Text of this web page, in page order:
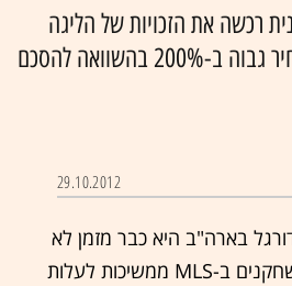
רכשה את הזכויות של הליגה
האנגלית ל-3 שנים, במחיר גבוה ב-200% בהשוואה להסכם
29.10.2012
בארה"ב היא כבר מזמן לא
סיפור חדש. משכורות השחקנים ב-‏MLS‏ ממשיכות לעלות